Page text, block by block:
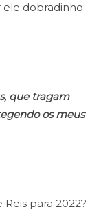
dobradinho
que tragam
os meus
para 2022?